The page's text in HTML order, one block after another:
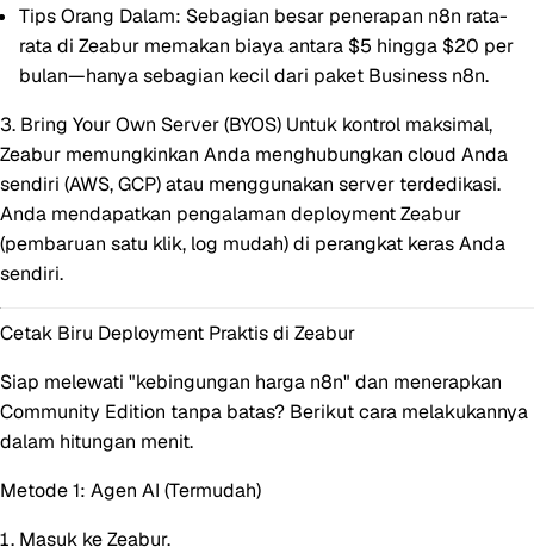
Tips Orang Dalam: Sebagian besar penerapan n8n rata-
rata di Zeabur memakan biaya antara $5 hingga $20 per
bulan—hanya sebagian kecil dari paket Business n8n.
3. Bring Your Own Server (BYOS) Untuk kontrol maksimal,
Zeabur memungkinkan Anda menghubungkan cloud Anda
sendiri (AWS, GCP) atau menggunakan server terdedikasi.
Anda mendapatkan pengalaman deployment Zeabur
(pembaruan satu klik, log mudah) di perangkat keras Anda
sendiri.
Cetak Biru Deployment Praktis di Zeabur
Siap melewati "kebingungan harga n8n" dan menerapkan
Community Edition tanpa batas? Berikut cara melakukannya
dalam hitungan menit.
Metode 1: Agen AI (Termudah)
Masuk ke Zeabur.